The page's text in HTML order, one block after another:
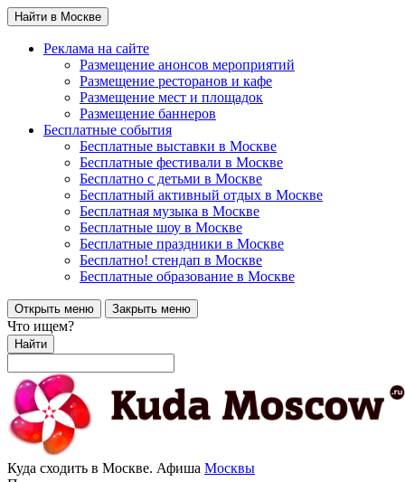
Найти в Москве
Реклама на сайте
Размещение анонсов мероприятий
Размещение ресторанов и кафе
Размещение мест и площадок
Размещение баннеров
Бесплатные события
Бесплатные выставки в Москве
Бесплатные фестивали в Москве
Бесплатно с детьми в Москве
Бесплатный активный отдых в Москве
Бесплатная музыка в Москве
Бесплатные шоу в Москве
Бесплатные праздники в Москве
Бесплатно! стендап в Москве
Бесплатные образование в Москве
Открыть меню Закрыть меню
Что ищем?
Найти
Куда сходить в Москве. Афиша Москвы